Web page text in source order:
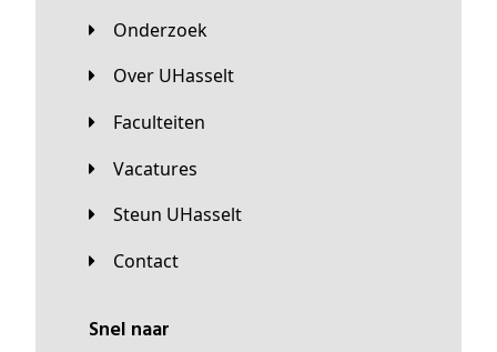
Onderzoek
Over UHasselt
Faculteiten
Vacatures
Steun UHasselt
Contact
Snel naar